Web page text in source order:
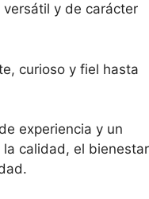
versátil y de carácter
curioso y fiel hasta
experiencia y un
calidad, el bienestar